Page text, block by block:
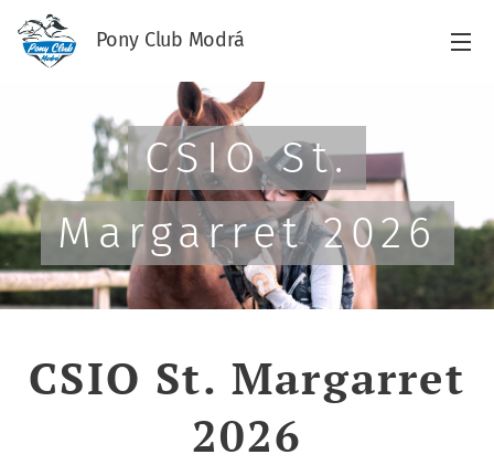
Pony Club Modrá
CSIO St.
Margarret 2026
CSIO St. Margarret
2026